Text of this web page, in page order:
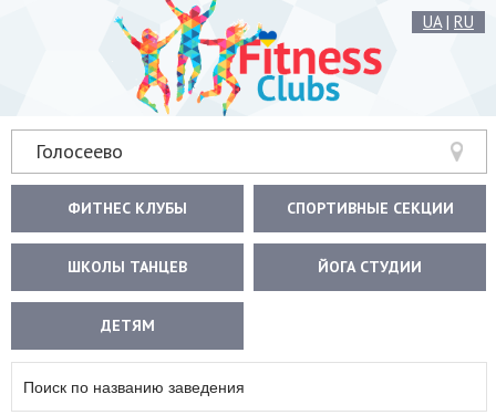
UA| RU
Голосеево
ФИТНЕС КЛУБЫ СПОРТИВНЫЕ СЕКЦИИ
ШКОЛЫ ТАНЦЕВ ЙОГА СТУДИИ
ДЕТЯМ